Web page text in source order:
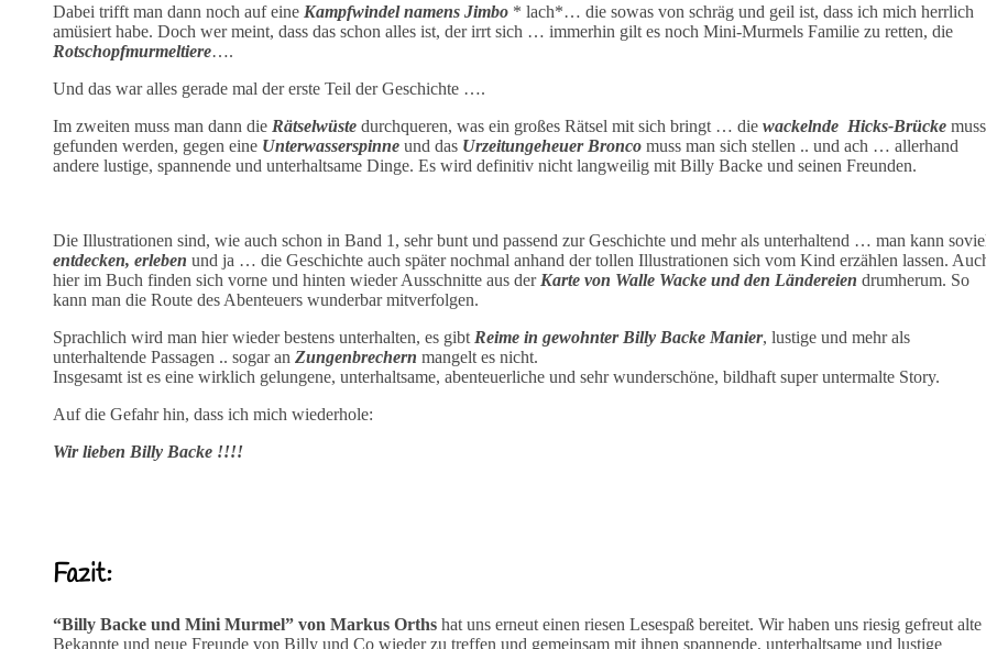
Dabei trifft man dann noch auf eine Kampfwindel namens Jimbo * lach*… die sowas von schräg und geil ist, dass ich mich herrlich
amüsiert habe. Doch wer meint, dass das schon alles ist, der irrt sich … immerhin gilt es noch Mini-Murmels Familie zu retten, die
Rotschopfmurmeltiere….
Und das war alles gerade mal der erste Teil der Geschichte ….
Im zweiten muss man dann die Rätselwüste durchqueren, was ein großes Rätsel mit sich bringt … die wackelnde Hicks-Brücke
gefunden werden, gegen eine Unterwasserspinne und das Urzeitungeheuer Bronco muss man sich stellen .. und ach … allerhand
andere lustige, spannende und unterhaltsame Dinge. Es wird definitiv nicht langweilig mit Billy Backe und seinen Freunden.
Die Illustrationen sind, wie auch schon in Band 1, sehr bunt und passend zur Geschichte und mehr als unterhaltend … man kann
entdecken, erleben und ja … die Geschichte auch später nochmal anhand der tollen Illustrationen sich vom Kind erzählen lassen.
hier im Buch finden sich vorne und hinten wieder Ausschnitte aus der Karte von Walle Wacke und den Ländereien drumherum. So
kann man die Route des Abenteuers wunderbar mitverfolgen.
Sprachlich wird man hier wieder bestens unterhalten, es gibt Reime in gewohnter Billy Backe Manier, lustige und mehr als
unterhaltende Passagen .. sogar an Zungenbrechern mangelt es nicht.
Insgesamt ist es eine wirklich gelungene, unterhaltsame, abenteuerliche und sehr wunderschöne, bildhaft super untermalte Story.
Auf die Gefahr hin, dass ich mich wiederhole:
Wir lieben Billy Backe !!!!
Fazit:
“Billy Backe und Mini Murmel” von Markus Orths hat uns erneut einen riesen Lesespaß bereitet. Wir haben uns riesig gefreut alte
Bekannte und neue Freunde von Billy und Co wieder zu treffen und gemeinsam mit ihnen spannende, unterhaltsame und lustige